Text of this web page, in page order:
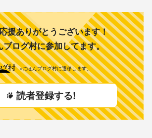
？ と、聞かれ
援ありがとうございます！
ブログ村に参加してます。
※にほんブログ村に遷移します。
読者登録する!